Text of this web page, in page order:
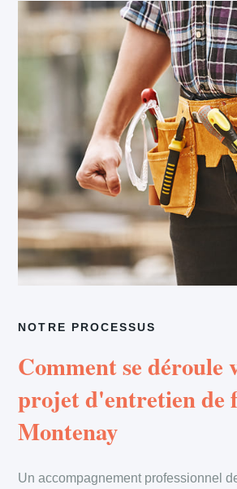
NOTRE PROCESSUS
Comment se déroule
projet d'entretien de
Montenay
Un accompagnement professionnel